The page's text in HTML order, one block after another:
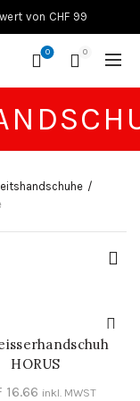
von CHF 99
0 0
WARENKORB
HORUS
16.66 inkl. MWST